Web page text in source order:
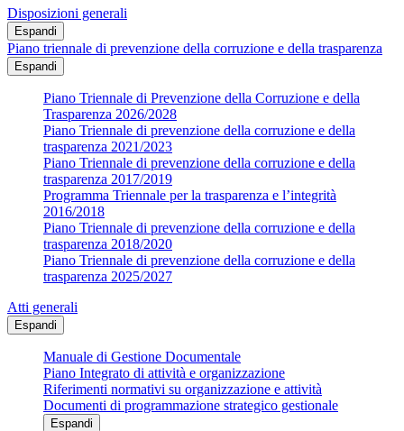
Disposizioni generali
Espandi
Piano triennale di prevenzione della corruzione e della trasparenza
Espandi
Piano Triennale di Prevenzione della Corruzione e della
Trasparenza 2026/2028
Piano Triennale di prevenzione della corruzione e della
trasparenza 2021/2023
Piano Triennale di prevenzione della corruzione e della
trasparenza 2017/2019
Programma Triennale per la trasparenza e l’integrità
2016/2018
Piano Triennale di prevenzione della corruzione e della
trasparenza 2018/2020
Piano Triennale di prevenzione della corruzione e della
trasparenza 2025/2027
Atti generali
Espandi
Manuale di Gestione Documentale
Piano Integrato di attività e organizzazione
Riferimenti normativi su organizzazione e attività
Documenti di programmazione strategico gestionale
Espandi